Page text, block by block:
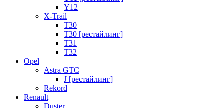
Y12
X-Trail
T30
T30 [рестайлинг]
T31
T32
Opel
Astra GTC
J [рестайлинг]
Rekord
Renault
Duster